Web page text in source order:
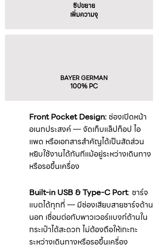
ซิปขยาย
เพิ่มความจุ
BAYER GERMAN
100% PC
Front Pocket Design: ช่องเปิดหน้า
อเนกประสงค์ — จัดเก็บแล็ปท็อป ไอ
แพด หรือเอกสารสำคัญได้เป็นสัดส่วน
หยิบใช้งานได้ทันทีแม้อยู่ระหว่างเดินทาง
หรือรอขึ้นเครื่อง
Built-in USB & Type-C Port: ชาร์จ
แบตได้ทุกที่ — มีช่องเสียบสายชาร์จด้าน
นอก เชื่อมต่อกับพาวเวอร์แบงก์ด้านใน
กระเป๋าได้สะดวก ไม่ต้องถือให้เกะกะ
ระหว่างเดินทางหรือรอขึ้นเครื่อง